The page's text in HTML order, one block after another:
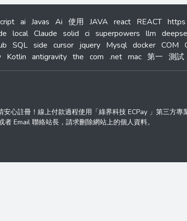
ai Javas Ai 使用 JAVA react REACT https
local Claude solid ci superpowers llm
SQL side cursor jquery Mysql docker COM
Kotlin antigravity the com .net mac 第一 測試
註冊！線上付款過程使用「綠界科技 ECPay 」第三方
Email 聯絡站長，請求刪除網站上的個人資料。